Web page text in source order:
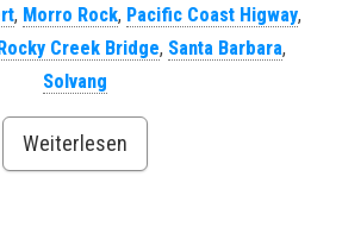
, Morro Rock, Pacific Coast Higway,
Rocky Creek Bridge, Santa Barbara,
Solvang
Weiterlesen